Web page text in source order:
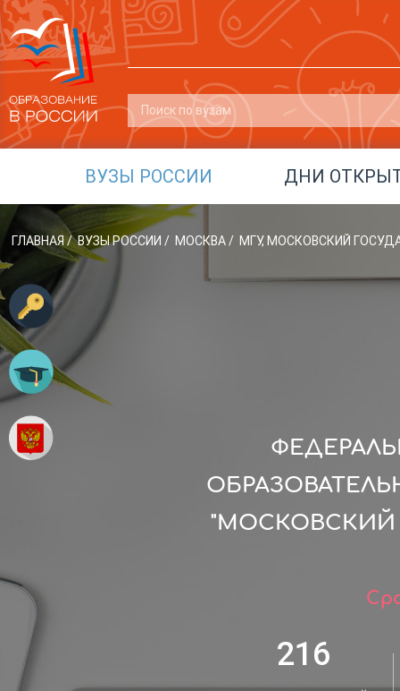
ВУЗЫ РОССИИ ДНИ
ГЛАВНАЯ / ВУЗЫ РОССИИ / МОСКВА/ МГУ, МОСКОВСКИЙ
"МОСКОВСКИЙ
216